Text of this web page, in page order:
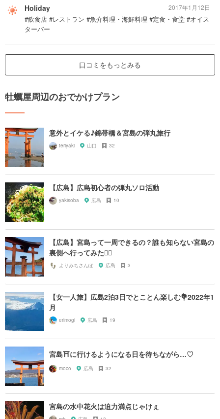
Holiday
#飲食店 #レストラン #魚介料理・海鮮料理 #定食・食堂 #オイス
ターバー
2017年1月12日
口コミをもっとみる
牡蠣屋周辺のおでかけプラン
意外とイケる♪錦帯橋＆宮島の弾丸旅行
teriyaki 山口 32
【広島】広島初心者の弾丸ソロ活動
yakisoba 広島 10
【広島】宮島って一周できるの？誰も知らない宮島の
裏側へ行ってみた🚴‍♂️
よりみちさんぽ 広島 3
【女一人旅】広島2泊3日でとことん楽しむ💐2022年1
月
erimogi 広島 19
宮島⛩に行けるようになる日を待ちながら…♡
moco 広島 32
宮島の水中花火は迫力満点じゃけぇ